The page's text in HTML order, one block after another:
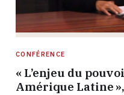
CONFÉRENCE
« L’enjeu du
Amérique Latine